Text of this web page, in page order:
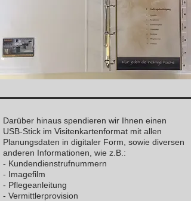
Darüber hinaus spendieren wir Ihnen einen
USB-Stick im Visitenkartenformat mit allen
Planungsdaten in digitaler Form, sowie diversen
anderen Informationen, wie z.B.:
- Kundendienstrufnummern
- Imagefilm
- Pflegeanleitung
- Vermittlerprovision